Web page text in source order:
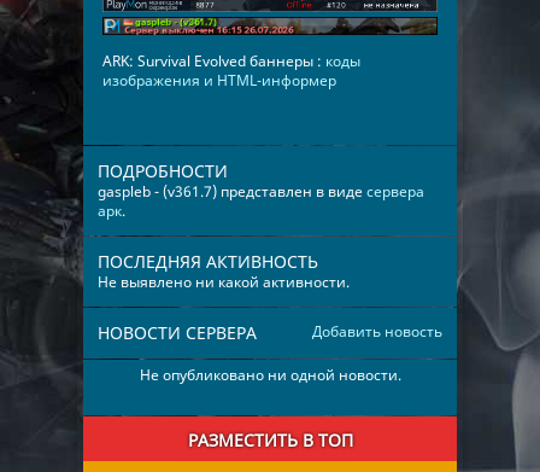
ARK: Survival Evolved баннеры : коды
изображения и HTML-информер
ПОДРОБНОСТИ
gaspleb - (v361.7) представлен в видесервера
арк.
ПОСЛЕДНЯЯ АКТИВНОСТЬ
Не выявлено ни какой активности.
Добавить новость
НОВОСТИ СЕРВЕРА
Не опубликовано ни одной новости.
РАЗМЕСТИТЬ В ТОП